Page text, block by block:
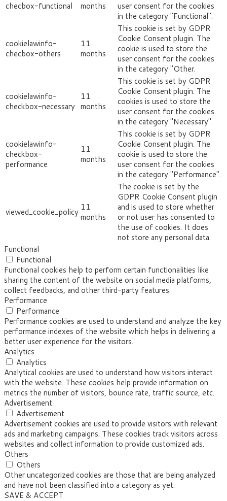
checbox-functional
months
user consent for the cookies
in the category "Functional".
cookielawinfo-
checbox-others
11
months
This cookie is set by GDPR
Cookie Consent plugin. The
cookie is used to store the
user consent for the cookies
in the category "Other.
cookielawinfo-
checkbox-necessary
11
months
This cookie is set by GDPR
Cookie Consent plugin. The
cookies is used to store the
user consent for the cookies
in the category "Necessary".
cookielawinfo-
checkbox-
performance
11
months
This cookie is set by GDPR
Cookie Consent plugin. The
cookie is used to store the
user consent for the cookies
in the category "Performance".
viewed_cookie_policy 11
months
The cookie is set by the
GDPR Cookie Consent plugin
and is used to store whether
or not user has consented to
the use of cookies. It does
not store any personal data.
Functional
Functional
Functional cookies help to perform certain functionalities like
sharing the content of the website on social media platforms,
collect feedbacks, and other third-party features.
Performance
Performance
Performance cookies are used to understand and analyze the key
performance indexes of the website which helps in delivering a
better user experience for the visitors.
Analytics
Analytics
Analytical cookies are used to understand how visitors interact
with the website. These cookies help provide information on
metrics the number of visitors, bounce rate, traffic source, etc.
Advertisement
Advertisement
Advertisement cookies are used to provide visitors with relevant
ads and marketing campaigns. These cookies track visitors across
websites and collect information to provide customized ads.
Others
Others
Other uncategorized cookies are those that are being analyzed
and have not been classified into a category as yet.
SAVE & ACCEPT